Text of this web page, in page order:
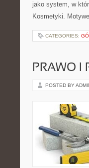
jako system, w
Kosmetyki.
CATEGORIES:
PRAWO I
POSTED BY